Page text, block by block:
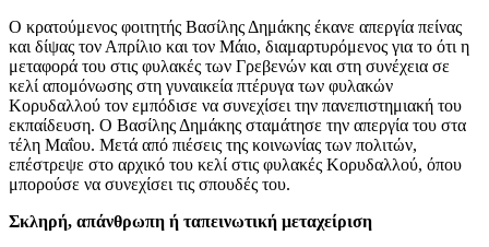
Ο κρατούμενος φοιτητής Βασίλης Δημάκης έκανε απεργία πείνας
και δίψας τον Απρίλιο και τον Μάιο, διαμαρτυρόμενος για το ότι η
μεταφορά του στις φυλακές των Γρεβενών και στη συνέχεια σε
κελί απομόνωσης στη γυναικεία πτέρυγα των φυλακών
Κορυδαλλού τον εμπόδισε να συνεχίσει την πανεπιστημιακή του
εκπαίδευση. Ο Βασίλης Δημάκης σταμάτησε την απεργία του στα
τέλη Μαΐου. Μετά από πιέσεις της κοινωνίας των πολιτών,
επέστρεψε στο αρχικό του κελί στις φυλακές Κορυδαλλού, όπου
μπορούσε να συνεχίσει τις σπουδές του.
Σκληρή, απάνθρωπη ή ταπεινωτική μεταχείριση